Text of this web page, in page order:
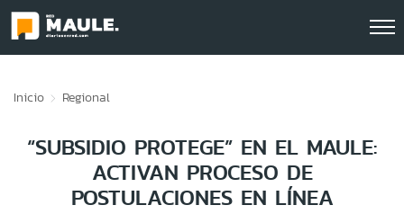
Inicio Regional
“SUBSIDIO PROTEGE” EN EL MAULE:
ACTIVAN PROCESO DE
POSTULACIONES EN LÍNEA